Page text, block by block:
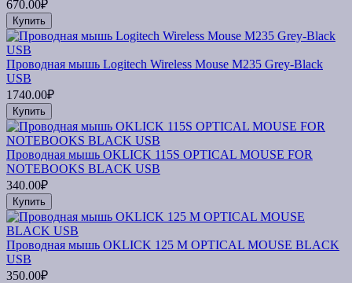
670.00₽
Купить
Проводная мышь Logitech Wireless Mouse M235 Grey-Black
USB
1740.00₽
Купить
Проводная мышь OKLICK 115S OPTICAL MOUSE FOR
NOTEBOOKS BLACK USB
340.00₽
Купить
Проводная мышь OKLICK 125 M OPTICAL MOUSE BLACK
USB
350.00₽